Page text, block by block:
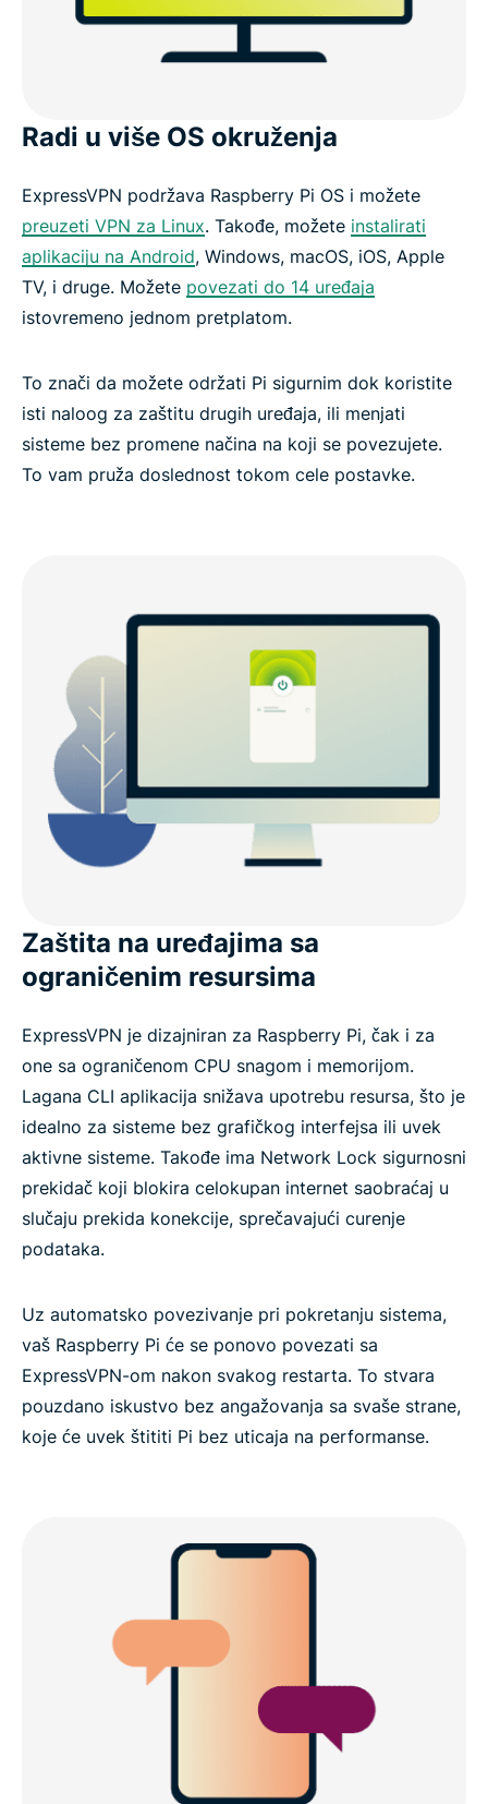
Radi u više OS okruženja
ExpressVPN podržava Raspberry Pi OS i možete
preuzeti VPN za Linux. Takođe, možete instalirati
aplikaciju na Android, Windows, macOS, iOS, Apple
TV, i druge. Možete povezati do 14 uređaja
istovremeno jednom pretplatom.
To znači da možete održati Pi sigurnim dok koristite
isti naloog za zaštitu drugih uređaja, ili menjati
sisteme bez promene načina na koji se povezujete.
To vam pruža doslednost tokom cele postavke.
Zaštita na uređajima sa
ograničenim resursima
ExpressVPN je dizajniran za Raspberry Pi, čak i za
one sa ograničenom CPU snagom i memorijom.
Lagana CLI aplikacija snižava upotrebu resursa, što je
idealno za sisteme bez grafičkog interfejsa ili uvek
aktivne sisteme. Takođe ima Network Lock sigurnosni
prekidač koji blokira celokupan internet saobraćaj u
slučaju prekida konekcije, sprečavajući curenje
podataka.
Uz automatsko povezivanje pri pokretanju sistema,
vaš Raspberry Pi će se ponovo povezati sa
ExpressVPN-om nakon svakog restarta. To stvara
pouzdano iskustvo bez angažovanja sa svaše strane,
koje će uvek štititi Pi bez uticaja na performanse.